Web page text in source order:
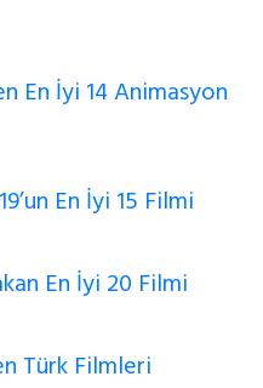
En İyi 14 Animasyon
En İyi 15 Filmi
En İyi 20 Filmi
Türk Filmleri